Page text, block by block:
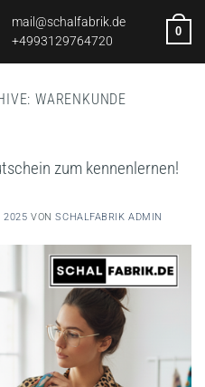
mail@schalfabrik.de
+4993129764720
0
WARENKUNDE
zum kennenlernen!
2025 VONSCHALFABRIK ADMIN